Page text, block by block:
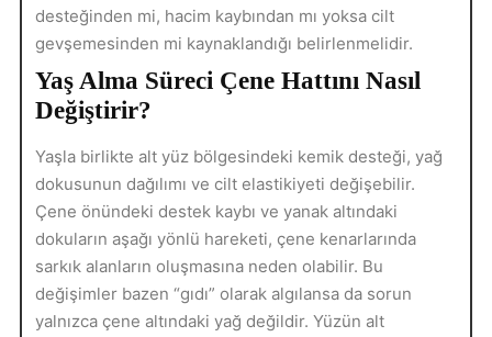
desteğinden mi, hacim kaybından mı yoksa cilt
gevşemesinden mi kaynaklandığı belirlenmelidir.
Yaş Alma Süreci Çene Hattını Nasıl
Değiştirir?
Yaşla birlikte alt yüz bölgesindeki kemik desteği, yağ
dokusunun dağılımı ve cilt elastikiyeti değişebilir.
Çene önündeki destek kaybı ve yanak altındaki
dokuların aşağı yönlü hareketi, çene kenarlarında
sarkık alanların oluşmasına neden olabilir. Bu
değişimler bazen “gıdı” olarak algılansa da sorun
yalnızca çene altındaki yağ değildir. Yüzün alt